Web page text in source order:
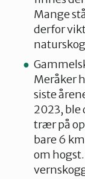
Mange
derfor
Meråker
siste
2023, ble
trær på
bare 6
om